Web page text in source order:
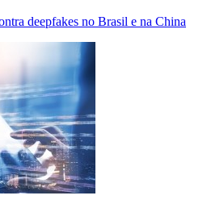
deepfakes no Brasil e na China